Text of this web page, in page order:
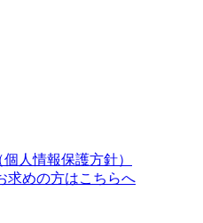
人情報保護方針）
求めの方はこちらへ